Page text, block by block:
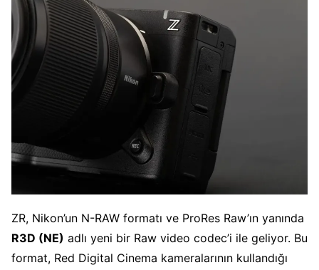
ZR, Nikon’un N-RAW formatı ve ProRes Raw’ın yanında
R3D (NE) adlı yeni bir Raw video codec’i ile geliyor. Bu
format, Red Digital Cinema kameralarının kullandığı